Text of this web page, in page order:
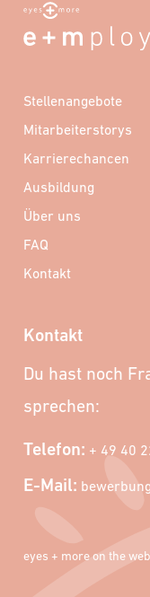
Stellenangebote
Mitarbeiterstorys
Karrierechancen
Ausbildung
Über uns
FAQ
Kontakt
Kontakt
Du hast noch
sprechen:
Telefon: + 49 40
E-Mail:
eyes + more on the web